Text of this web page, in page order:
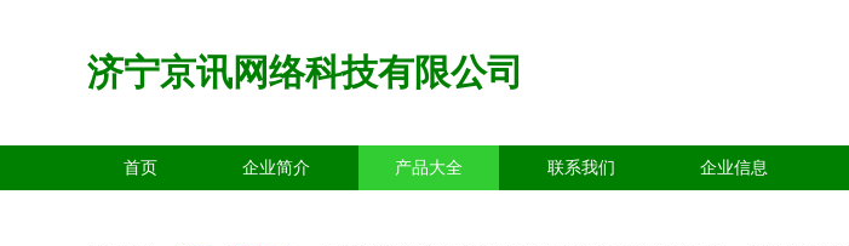
济宁京讯网络科技有限公司
首页 企业简介 产品大全 联系我们 企业信息